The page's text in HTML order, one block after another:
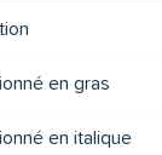
en gras
en italique